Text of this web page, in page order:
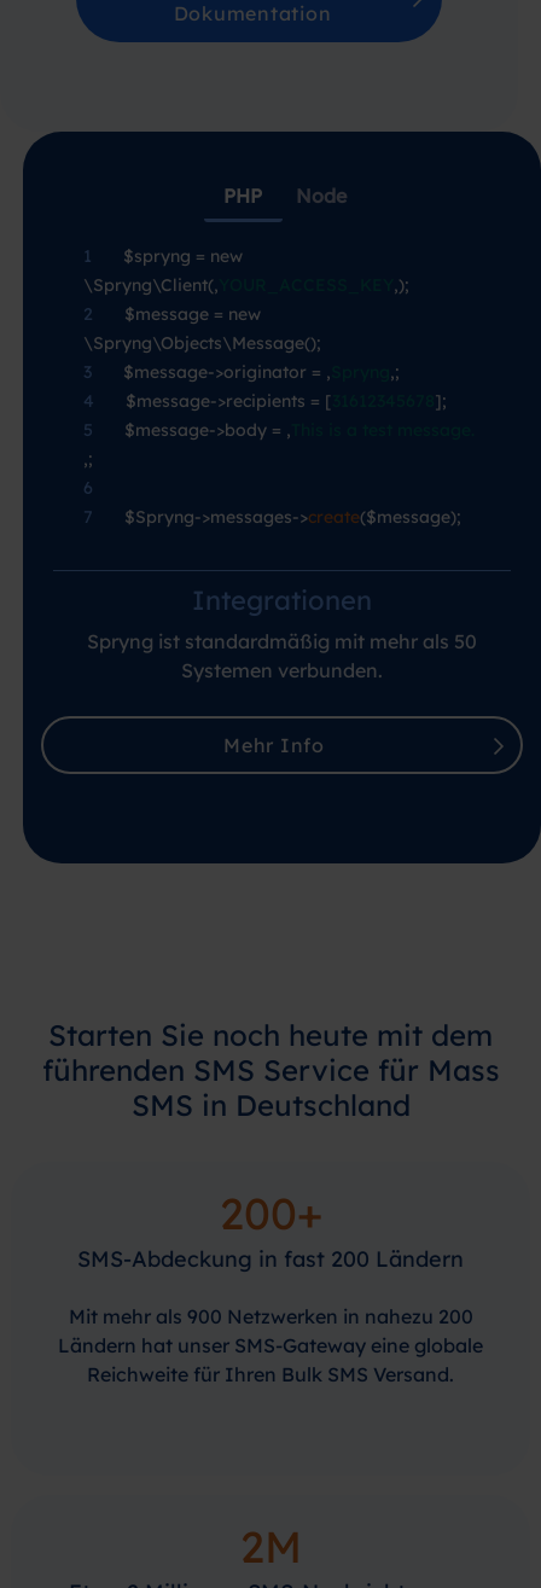
Dokumentation
PHP Node
1
$spryng = new
\Spryng\Client(‚
‚);
2
$message = new
\Spryng\Objects\Message();
3
$message->originator = ‚
‚;
4
$message->recipients = [
];
5
$message->body = ‚
‚;
6
7
$Spryng->messages->create($message);
Integrationen
Spryng ist standardmäßig mit mehr als 50
Systemen verbunden.
Mehr Info
Starten Sie noch heute mit dem
führenden SMS Service für Mass
SMS in Deutschland
200+
SMS-Abdeckung in fast 200 Ländern
Mit mehr als 900 Netzwerken in nahezu 200
Ländern hat unser SMS-Gateway eine globale
Reichweite für Ihren Bulk SMS Versand.
2M